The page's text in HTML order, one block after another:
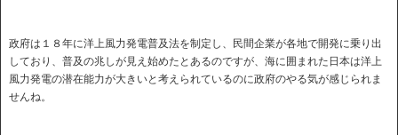
政府は１８年に洋上風力発電普及法を制定し、民間企業が各地で開発に乗り出
しており、普及の兆しが見え始めたとあるのですが、海に囲まれた日本は洋上
風力発電の潜在能力が大きいと考えられているのに政府のやる気が感じられま
せんね。